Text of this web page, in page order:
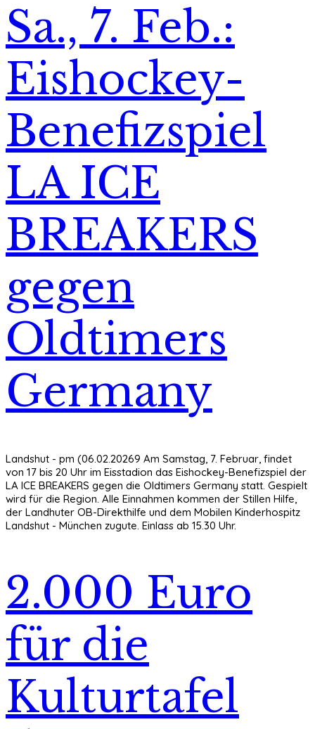
Sa., 7. Feb.:
Eishockey-
Benefizspiel
LA ICE
BREAKERS
gegen
Oldtimers
Germany
Landshut - pm (06.02.20269 Am Samstag, 7. Februar, findet
von 17 bis 20 Uhr im Eisstadion das Eishockey-Benefizspiel der
LA ICE BREAKERS gegen die Oldtimers Germany statt. Gespielt
wird für die Region. Alle Einnahmen kommen der Stillen Hilfe,
der Landhuter OB-Direkthilfe und dem Mobilen Kinderhospitz
Landshut - München zugute. Einlass ab 15.30 Uhr.
2.000 Euro
für die
Kulturtafel